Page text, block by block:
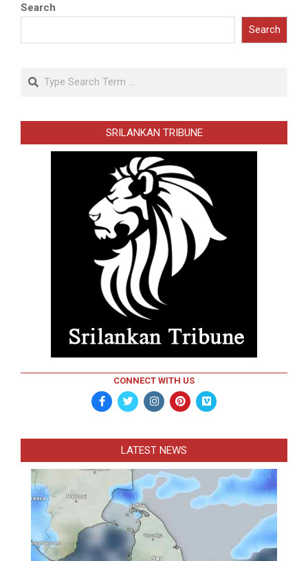
Search
Search
Search
SRILANKAN TRIBUNE
CONNECT WITH US
LATEST NEWS